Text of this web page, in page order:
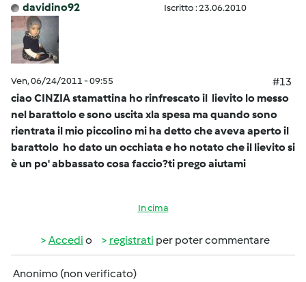
davidino92 Iscritto : 23.06.2010
Ven, 06/24/2011 - 09:55
#13
ciao CINZIA stamattina ho rinfrescato il lievito lo messo
nel barattolo e sono uscita xla spesa ma quando sono
rientrata il mio piccolino mi ha detto che aveva aperto il
barattolo ho dato un occhiata e ho notato che il lievito si
è un po' abbassato cosa faccio?ti prego aiutami
In cima
Accedi o registrati per poter commentare
Anonimo (non verificato)